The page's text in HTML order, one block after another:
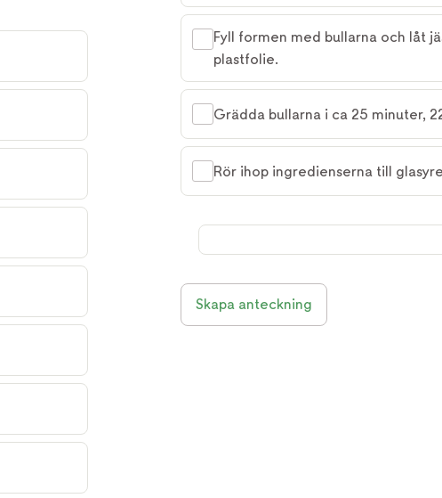
Fyll formen med bullarna och låt
plastfolie.
Grädda bullarna i ca 25 minuter,
Rör ihop ingredienserna till
Skapa anteckning